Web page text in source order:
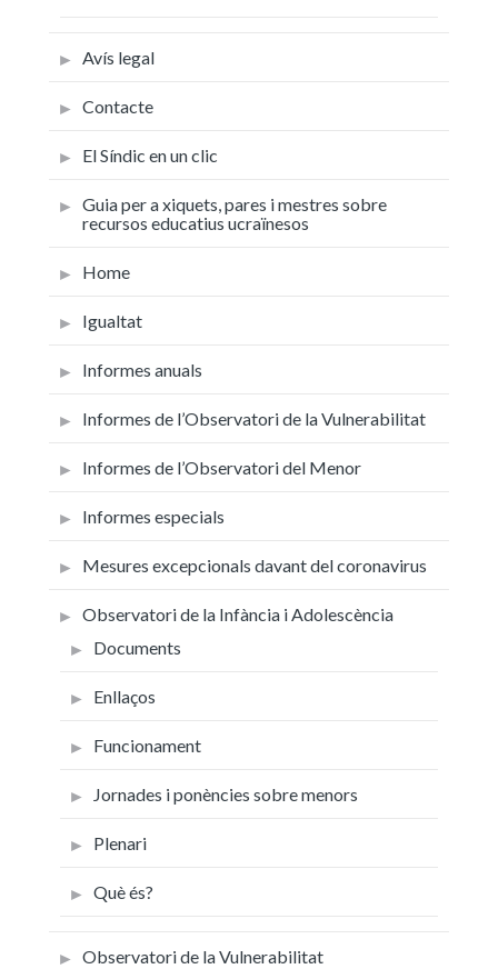
Avís legal
Contacte
El Síndic en un clic
Guia per a xiquets, pares i mestres sobre
recursos educatius ucraïnesos
Home
Igualtat
Informes anuals
Informes de l’Observatori de la Vulnerabilitat
Informes de l’Observatori del Menor
Informes especials
Mesures excepcionals davant del coronavirus
Observatori de la Infància i Adolescència
Documents
Enllaços
Funcionament
Jornades i ponències sobre menors
Plenari
Què és?
Observatori de la Vulnerabilitat